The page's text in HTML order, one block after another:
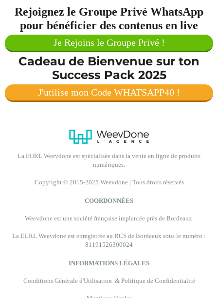
Rejoignez le Groupe Privé WhatsApp
pour bénéficier des contenus en live
Je Rejoins le Groupe Privé !
Cadeau de Bienvenue sur ton
Success Pack 2025
J'utilise mon Code WHATSAPP40 !
La EURL Weevdone est spécialisée dans la vente en ligne de produits
numériques.
Copyright © 2015-2025 Weevdone | Tous droits réservés
COORDONNÉES
Weevdone est une société française implantée près de Bordeaux.
La EURL Weevdone est enregistrée au RCS de Bordeaux sous le numéro :
81191526300024
INFORMATIONS LÉGALES
Conditions Générale d'Utilisation & Politique de Confidentialité